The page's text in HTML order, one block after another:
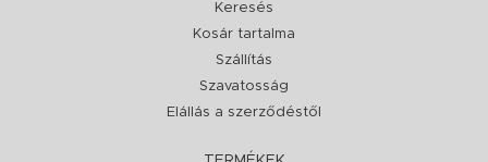
Keresés
Kosár tartalma
Szállítás
Szavatosság
Elállás a szerződéstől